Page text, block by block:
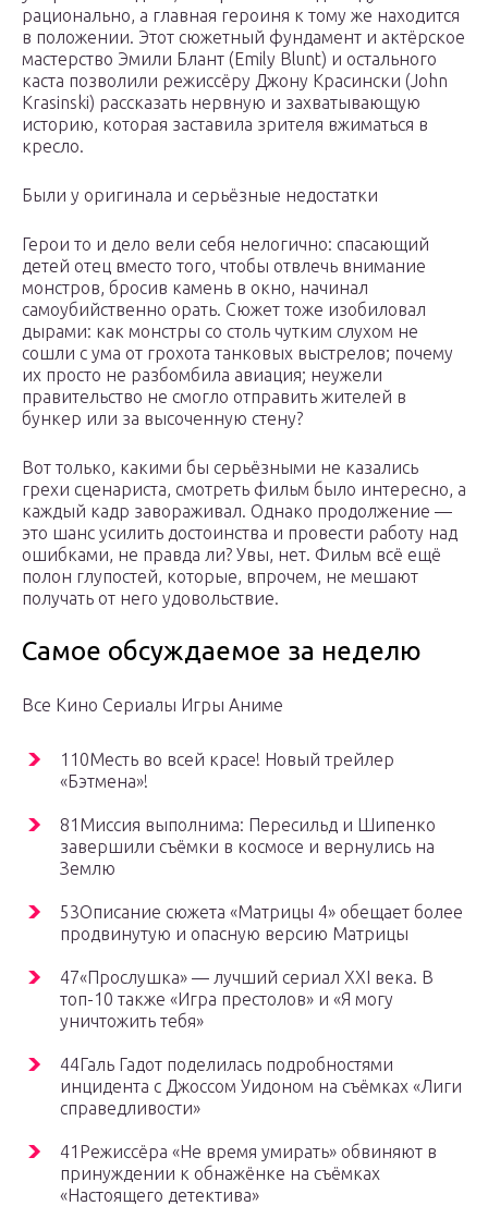
рационально, а главная героиня к тому же находится
в положении. Этот сюжетный фундамент и актёрское
мастерство Эмили Блант (Emily Blunt) и остального
каста позволили режиссёру Джону Красински (John
Krasinski) рассказать нервную и захватывающую
историю, которая заставила зрителя вжиматься в
кресло.
Были у оригинала и серьёзные недостатки
Герои то и дело вели себя нелогично: спасающий
детей отец вместо того, чтобы отвлечь внимание
монстров, бросив камень в окно, начинал
самоубийственно орать. Сюжет тоже изобиловал
дырами: как монстры со столь чутким слухом не
сошли с ума от грохота танковых выстрелов; почему
их просто не разбомбила авиация; неужели
правительство не смогло отправить жителей в
бункер или за высоченную стену?
Вот только, какими бы серьёзными не казались
грехи сценариста, смотреть фильм было интересно, а
каждый кадр завораживал. Однако продолжение —
это шанс усилить достоинства и провести работу над
ошибками, не правда ли? Увы, нет. Фильм всё ещё
полон глупостей, которые, впрочем, не мешают
получать от него удовольствие.
Самое обсуждаемое за неделю
Все Кино Сериалы Игры Аниме
110Месть во всей красе! Новый трейлер
«Бэтмена»!
81Миссия выполнима: Пересильд и Шипенко
завершили съёмки в космосе и вернулись на
Землю
53Описание сюжета «Матрицы 4» обещает более
продвинутую и опасную версию Матрицы
47«Прослушка» — лучший сериал XXI века. В
топ-10 также «Игра престолов» и «Я могу
уничтожить тебя»
44Галь Гадот поделилась подробностями
инцидента с Джоссом Уидоном на съёмках «Лиги
справедливости»
41Режиссёра «Не время умирать» обвиняют в
принуждении к обнажёнке на съёмках
«Настоящего детектива»